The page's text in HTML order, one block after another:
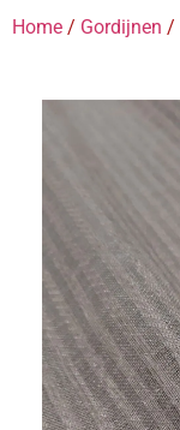
Home / Gordijnen /